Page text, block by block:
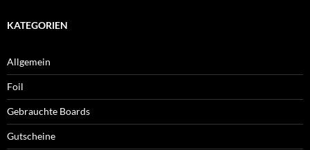
KATEGORIEN
Allgemein
Foil
Gebrauchte Boards
Gutscheine